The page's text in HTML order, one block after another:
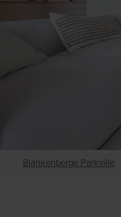
Blankenberge Parkville